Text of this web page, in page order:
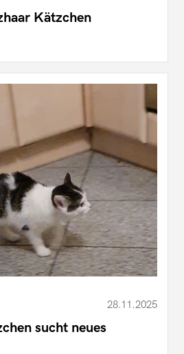
Kätzchen
28.11.2025
sucht neues